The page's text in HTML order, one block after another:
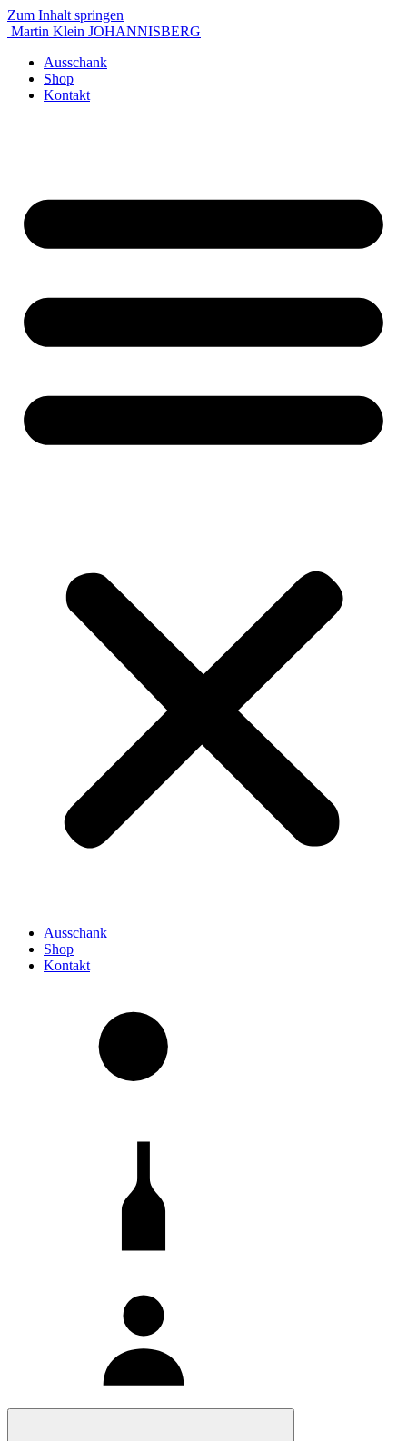
Zum Inhalt springen
Martin Klein JOHANNISBERG
Ausschank
Shop
Kontakt
Ausschank
Shop
Kontakt